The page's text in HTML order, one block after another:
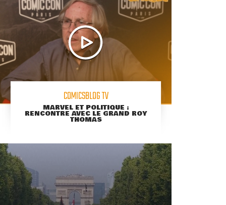
COMICSBLOG TV
MARVEL ET POLITIQUE :
RENCONTRE AVEC LE GRAND ROY
THOMAS